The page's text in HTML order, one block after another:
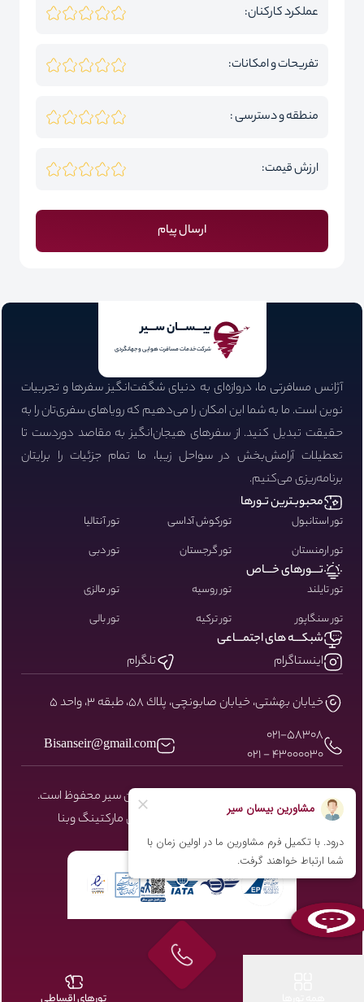
عملکرد کارکنان:
تفریحات و امکانات:
منطقه و دسترسی :
ارزش قیمت:
ارسال پیام
بیـــســـان ســـیر
شرکت خدمات مسافرت هوایی و جهانگردی
آژانس مسافرتی ما، دروازه‌ای به دنیای شگفت‌انگیز سفرها و تجربیات
نوین است. ما به شما این امکان را می‌دهیم که رویاهای سفری‌تان را به
حقیقت تبدیل کنید. از سفرهای هیجان‌انگیز به مقاصد دوردست تا
تعطیلات آرامش‌بخش در سواحل زیبا، ما تمام جزئیات را برایتان
برنامه‌ریزی می‌کنیم.
محبوبـترین تـورها
تور استانبول تورکوش آداسی
تور آنتالیا
تور ارمنستان
تور گرجستان تور دبی
تـــورهای خـــاص
تور تایلند تور روسیه
تور مالزی
تور سنگاپور
تور ترکیه تور بالی
شبکـــه های اجتمـــاعی
اینستاگرام
تلگرام
خيابان بهشتى، خيابان صابونچى، پلاك ٥٨، طبقه ٣، واحد ٥
۰۲۱-58308
43000030 - 021
Bisanseir@gmail.com
کلیه حقوق مادی و معنوی سایت نزد بیسان سیر محفوظ است.
طراحی و توسعه توسط شرکت دیجیتال مارکتینگوبنا